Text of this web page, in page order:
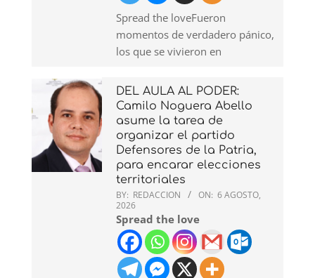
Spread the loveFueron
momentos de verdadero pánico,
los que se vivieron en
DEL AULA AL PODER:
Camilo Noguera Abello
asume la tarea de
organizar el partido
Defensores de la Patria,
para encarar elecciones
territoriales
BY: REDACCION ON: 6 AGOSTO,
2026
Spread the love